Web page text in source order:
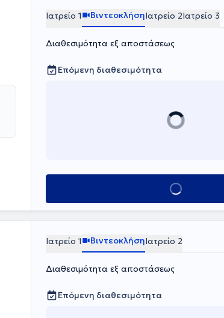
Ιατρείο 1 ΒιντεοκλήσηΙατρείο 2Ιατρείο 3
Διαθεσιμότητα εξ αποστάσεως
Επόμενη διαθεσιμότητα
Κλείσε ραντεβού
Ιατρείο 1 ΒιντεοκλήσηΙατρείο 2
Διαθεσιμότητα εξ αποστάσεως
Επόμενη διαθεσιμότητα